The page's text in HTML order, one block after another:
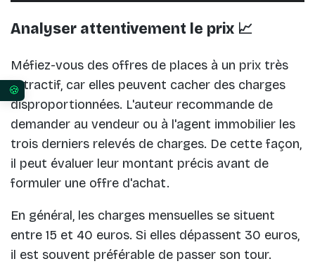
Analyser attentivement le prix 📈
Méfiez-vous des offres de places à un prix très
attractif, car elles peuvent cacher des charges
disproportionnées. L'auteur recommande de
demander au vendeur ou à l'agent immobilier les
trois derniers relevés de charges. De cette façon,
il peut évaluer leur montant précis avant de
formuler une offre d'achat.
En général, les charges mensuelles se situent
entre 15 et 40 euros. Si elles dépassent 30 euros,
il est souvent préférable de passer son tour.
Vos préférences en matière de consentement